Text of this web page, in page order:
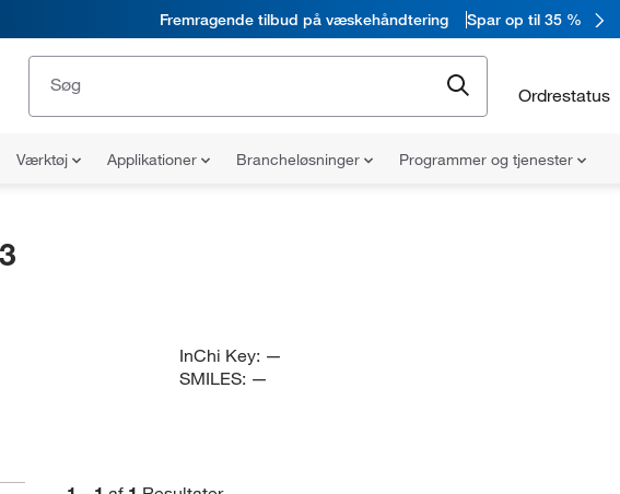
Fremragende tilbud på væskehåndtering Spar op til 35 %
Ordrestatus
Værktøj Applikationer Brancheløsninger Programmer og tjenester
InChi Key: —
SMILES: —